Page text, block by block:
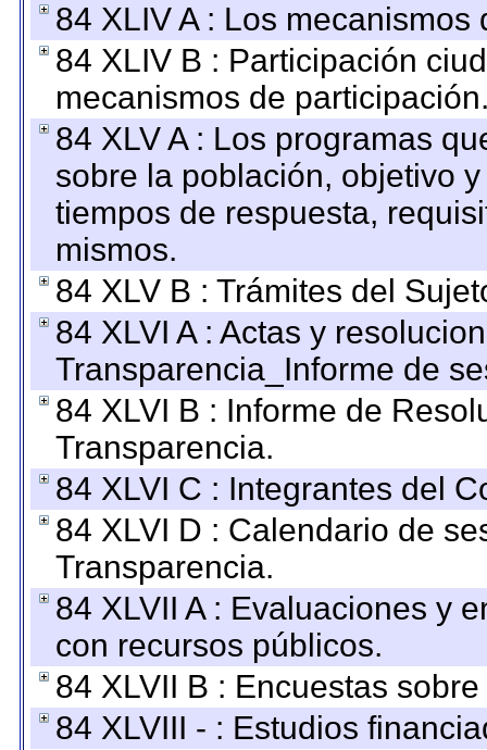
84 XLIV A : Los
84 XLIV B : Participación
mecanismos de
84 XLV A : Los programas
sobre la población, objetivo
tiempos de respuesta,
mismos.
84 XLV B : Trámites del
84 XLVI A : Actas y
Transparencia_Informe de
84 XLVI B : Informe de
Transparencia.
84 XLVI C : Integrantes del
84 XLVI D : Calendario de
Transparencia.
84 XLVII A : Evaluaciones y
con recursos públicos.
84 XLVII B : Encuestas
84 XLVIII - : Estudios